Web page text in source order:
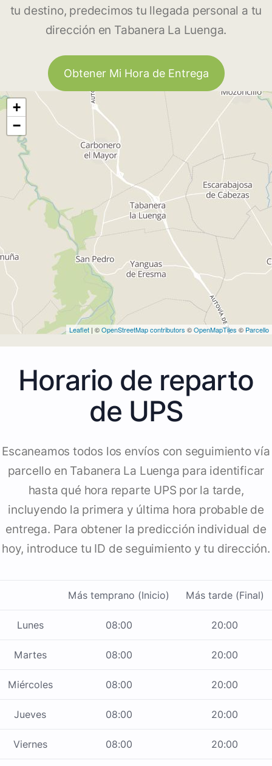
tu destino, predecimos tu llegada personal a tu
dirección en Tabanera La Luenga.
Obtener Mi Hora de Entrega
+
−
Leaflet | ©OpenStreetMap contributors ©OpenMapTiles © Parcello
Horario de reparto
de UPS
Escaneamos todos los envíos con seguimiento vía
parcello en Tabanera La Luenga para identificar
hasta qué hora reparte UPS por la tarde,
incluyendo la primera y última hora probable de
entrega. Para obtener la predicción individual de
hoy, introduce tu ID de seguimiento y tu dirección.
Más temprano (Inicio) Más tarde (Final)
Lunes 08:00 20:00
Martes 08:00 20:00
Miércoles 08:00 20:00
Jueves 08:00 20:00
Viernes 08:00 20:00